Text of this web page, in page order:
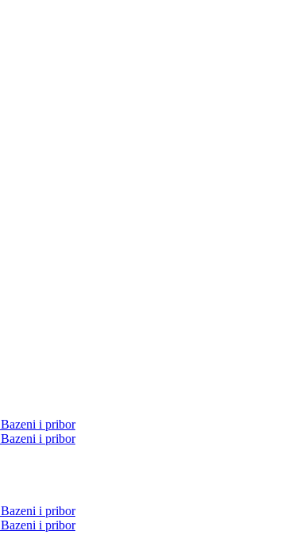
Bazeni i pribor
Bazeni i pribor
Bazeni i pribor
Bazeni i pribor